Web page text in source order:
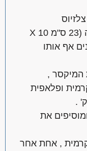
משמנים תבנית מלבנית לא גדולה (23 ס"מ X 10
אף אותו
המיקסר ,
ופלאפית
את
, אחת אחר